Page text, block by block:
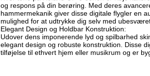
og respons på din berøring. Med deres
hammermekanik giver disse digitale flygler en
mulighed for at udtrykke dig selv med
Elegant Design og Holdbar Konstruktion:
Udover dens imponerende lyd og spilbarhed
elegant design og robuste konstruktion. Disse
tilføjelse til ethvert hjem eller musikrum og er